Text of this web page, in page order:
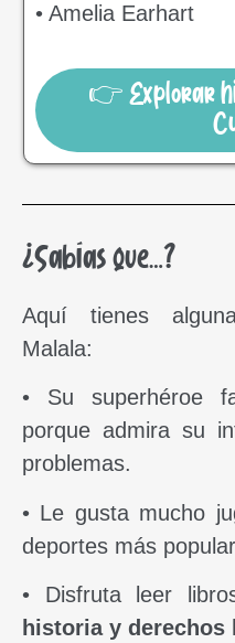
• Amelia Earhart
👉 Explorar
¿Sabías que…?
Aquí tienes
Malala:
• Su superhéroe
porque admira su
problemas.
• Le gusta mucho
deportes más
• Disfruta leer
historia y derechos